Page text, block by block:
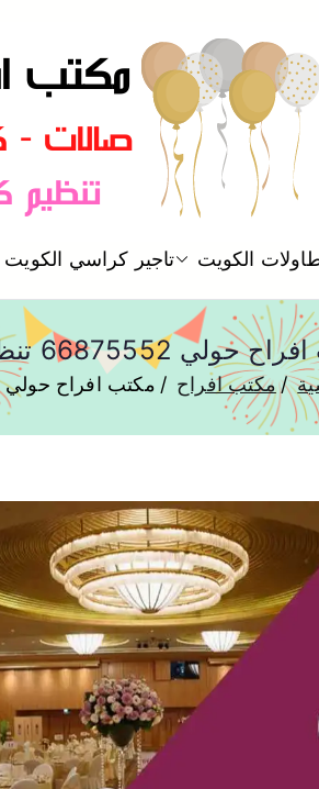
مكتب
مكتب الكويت تاجير كراسي الكويت
تنظيم اعراس وحفلات فاخرة
مكتب افراح مكتب افراح حولي 66875552 تنظيم اعراس وحفلات فاخرة